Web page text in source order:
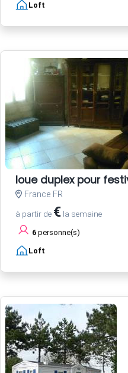
Loft
loue duplex pour
France FR
à partir de € la semaine
6 personne(s)
Loft